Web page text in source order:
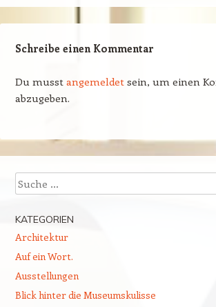
Schreibe einen Kommentar
Du musst angemeldetsein, um einen
abzugeben.
Suchen
KATEGORIEN
Architektur
Auf ein Wort.
Ausstellungen
Blick hinter die Museumskulisse